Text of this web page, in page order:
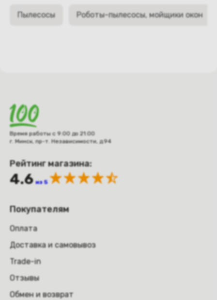
Пылесосы Роботы-пылесосы, мойщики окон
Время работы с 9:00 до 21:00
г. Минск, пр-т. Независимости, д.94
Рейтинг магазина:
4.6 из 5
Покупателям
Оплата
Доставка и самовывоз
Trade-in
Отзывы
Обмен и возврат